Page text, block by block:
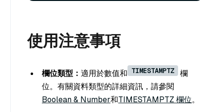
使用注意事項
欄位類型： 適用於數值和 TIMESTAMPTZ
欄
位。有關資料類型的詳細資訊，請參閱
Boolean & Number和TIMESTAMPTZ 欄位。